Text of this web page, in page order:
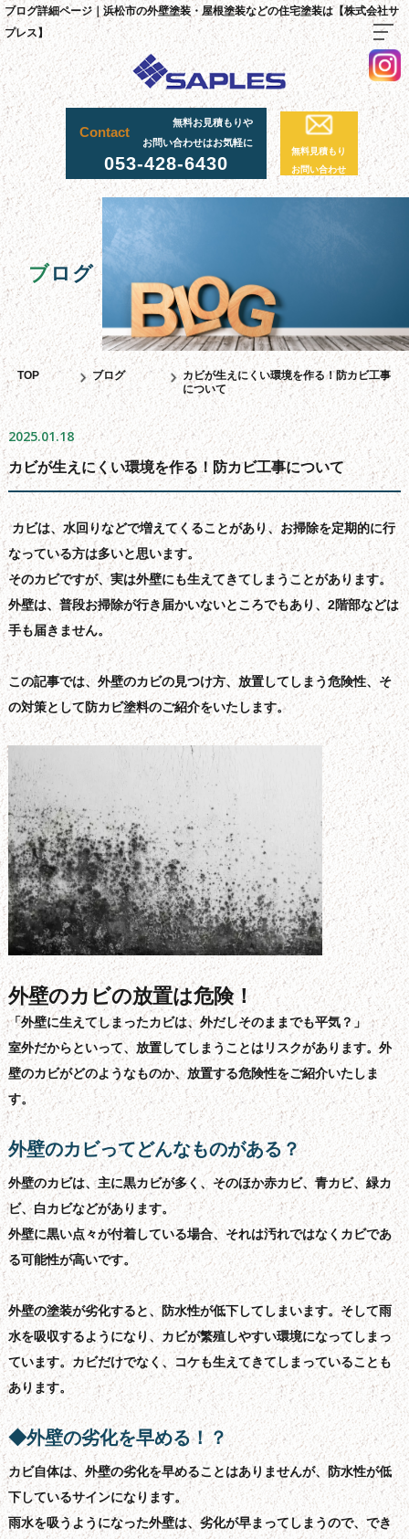
ブログ詳細ページ｜浜松市の外壁塗装・屋根塗装などの住宅塗装は【株式会社サ
プレス】
Contact
無料お見積もりや
お問い合わせはお気軽に
053-428-6430
無料見積もり
お問い合わせ
ブログ
TOP ブログ
カビが生えにくい環境を作る！防カビ工事
について
TOP
料金・施工までの流れ
サプレスが選ばれる理由
外壁・屋根塗装工事
足場工事について
採用情報
足場実績
資材置場について
先輩社員の声
スタッフ紹介
よくある質問
会社概要
無料お見積もり
お問い合わせフォーム
サイトマップ
シーリング工事について
新着情報
ブログ
2025.01.18
カビが生えにくい環境を作る！防カビ工事について
カビは、水回りなどで増えてくることがあり、お掃除を定期的に行
なっている方は多いと思います。
そのカビですが、実は外壁にも生えてきてしまうことがあります。
外壁は、普段お掃除が行き届かいないところでもあり、2階部などは
手も届きません。
この記事では、外壁のカビの見つけ方、放置してしまう危険性、そ
の対策として防カビ塗料のご紹介をいたします。
外壁のカビの放置は危険！
「外壁に生えてしまったカビは、外だしそのままでも平気？」
室外だからといって、放置してしまうことはリスクがあります。外
壁のカビがどのようなものか、放置する危険性をご紹介いたしま
す。
外壁のカビってどんなものがある？
外壁のカビは、主に黒カビが多く、そのほか赤カビ、青カビ、緑カ
ビ、白カビなどがあります。
外壁に黒い点々が付着している場合、それは汚れではなくカビであ
る可能性が高いです。
外壁の塗装が劣化すると、防水性が低下してしまいます。そして雨
水を吸収するようになり、カビが繁殖しやすい環境になってしまっ
ています。カビだけでなく、コケも生えてきてしまっていることも
あります。
◆外壁の劣化を早める！？
カビ自体は、外壁の劣化を早めることはありませんが、防水性が低
下しているサインになります。
雨水を吸うようになった外壁は、劣化が早まってしまうので、でき